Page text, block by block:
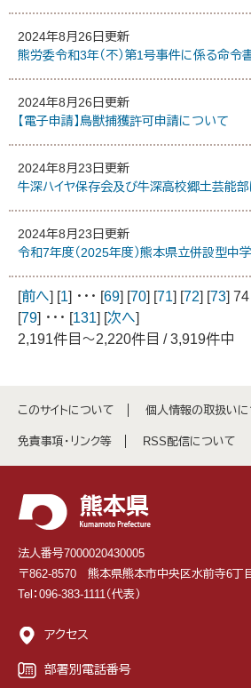
2024年8月26日更新
熊労委令和3年（不）第1号事件に係る命令
2024年8月26日更新
【電子申請】鳥獣捕獲許可申請について
2024年8月23日更新
牛深ハイヤ保存会及び牛深高校郷土芸能
2024年8月23日更新
令和7年度（2025年度）熊本県立併設型中
[前へ] [1] ･･･ [69] [70] [71] [72] [73]
[79] ･･･ [131] [次へ]
2,191件目～2,220件目 / 3,919件中
このサイトについて 個人情報の取扱い
免責事項・リンク等 RSS配信について
法人番号7000020430005
〒862-8570 熊本県熊本市中央区水前寺6丁
Tel：096-383-1111（代表）
アクセス
部署別電話番号